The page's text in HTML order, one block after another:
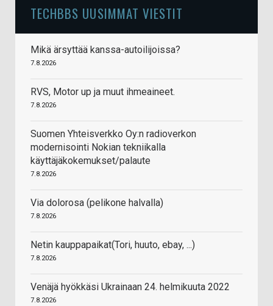
TECHBBS UUSIMMAT VIESTIT
Mikä ärsyttää kanssa-autoilijoissa?
7.8.2026
RVS, Motor up ja muut ihmeaineet.
7.8.2026
Suomen Yhteisverkko Oy:n radioverkon
modernisointi Nokian tekniikalla
käyttäjäkokemukset/palaute
7.8.2026
Via dolorosa (pelikone halvalla)
7.8.2026
Netin kauppapaikat(Tori, huuto, ebay, ...)
7.8.2026
Venäjä hyökkäsi Ukrainaan 24. helmikuuta 2022
7.8.2026